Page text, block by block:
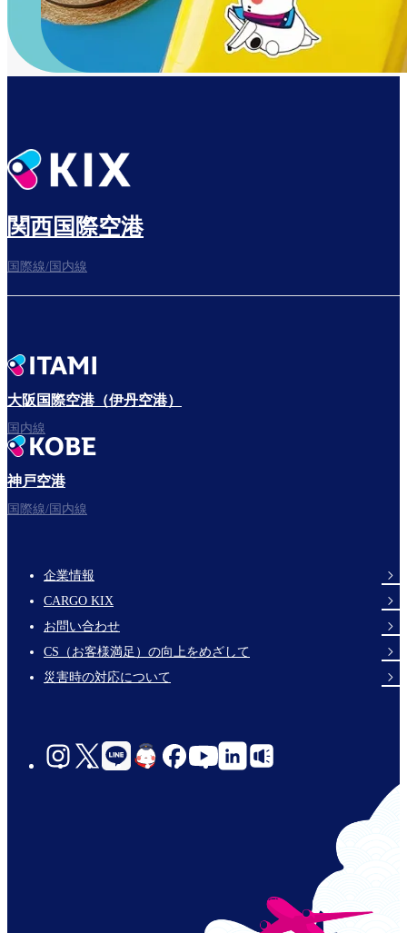
関西国際空港
国際線/国内線
大阪国際空港（伊丹空港）
国内線
神戸空港
国際線/国内線
Footer
Links
企業情報
CARGO KIX
お問い合わせ
CS（お客様満足）の向上をめざして
災害時の対応について
social-